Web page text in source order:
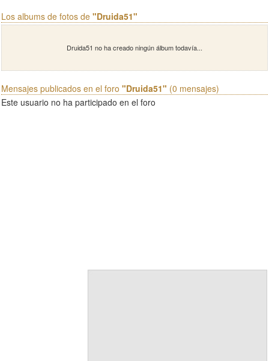
Los albums de fotos de "Druida51"
Druida51 no ha creado ningún álbum todavía...
Mensajes publicados en el foro "Druida51" (0 mensajes)
Este usuario no ha participado en el foro